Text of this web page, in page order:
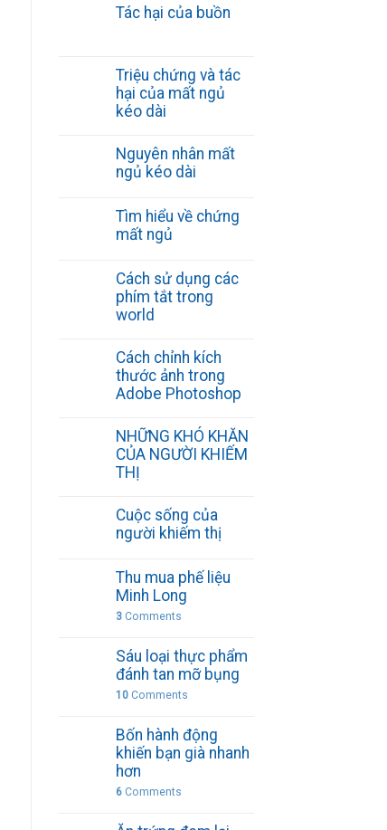
Tác hại của buồn
Triệu chứng và tác
hại của mất ngủ
kéo dài
Nguyên nhân mất
ngủ kéo dài
Tìm hiểu về chứng
mất ngủ
Cách sử dụng các
phím tắt trong
world
Cách chỉnh kích
thước ảnh trong
Adobe Photoshop
NHỮNG KHÓ KHĂN
CỦA NGƯỜI KHIẾM
THỊ
Cuộc sống của
người khiếm thị
Thu mua phế liệu
Minh Long
3Comments
Sáu loại thực phẩm
đánh tan mỡ bụng
10Comments
Bốn hành động
khiến bạn già nhanh
hơn
6Comments